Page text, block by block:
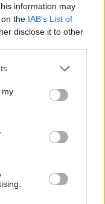
information may
the IAB’s List of
disclose it to other
my